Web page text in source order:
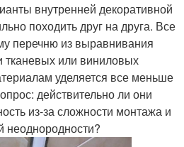
внутренней декоративной
походить друг на друга. Все
перечню из выравнивания
тканевых или виниловых
уделяется все меньше
действительно ли они
из-за сложности монтажа и
неоднородности?